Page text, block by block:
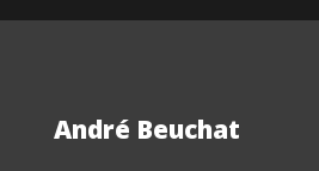
André Beuchat